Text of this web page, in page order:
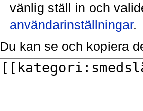
vänlig ställ in och
användarinställningar.
Du kan se och kopiera